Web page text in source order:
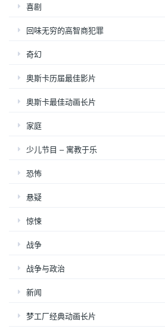
喜剧
回味无穷的高智商犯罪
奇幻
奥斯卡历届最佳影片
奥斯卡最佳动画长片
家庭
少儿节目 – 寓教于乐
恐怖
悬疑
惊悚
战争
战争与政治
新闻
梦工厂经典动画长片